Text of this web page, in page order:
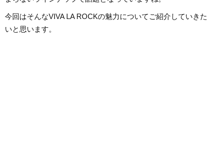
今回はそんなVIVA LA ROCKの魅力についてご紹介していきた
いと思います。